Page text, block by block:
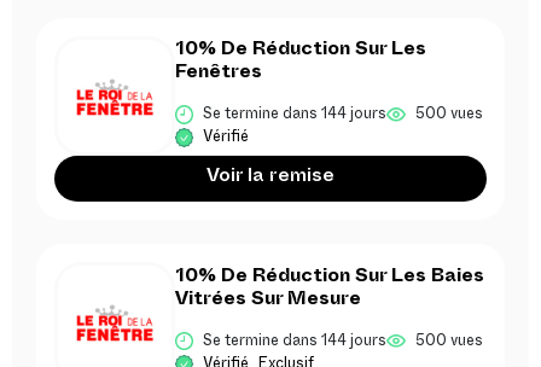
10% De Réduction Sur Les
Fenêtres
Se termine dans 144 jours 500 vues
Vérifié
Voir la remise
10% De Réduction Sur Les Baies
Vitrées Sur Mesure
Se termine dans 144 jours 500 vues
Vérifié Exclusif